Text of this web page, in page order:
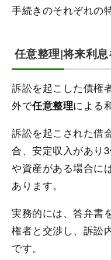
手続きのそれぞれの
任意整理|将来利
訴訟を起こした債権
外で任意整理による
訴訟を起こされた借
合、安定収入があり
や資産がある場合に
あります。
実務的には、答弁書
権者と交渉し、訴訟
です。